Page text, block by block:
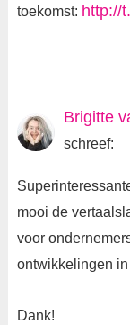
toekomst: http://
Brigitte
schreef:
mooi de
voor
ontwikkelingen
Dank!